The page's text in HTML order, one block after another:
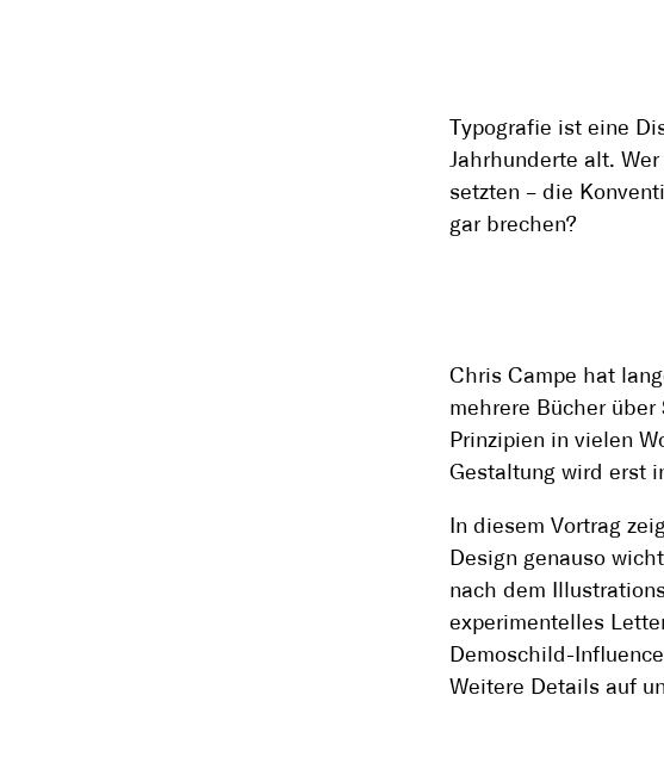
Typografie ist eine
Jahrhunderte alt.
setzten – die
gar brechen?
Chris Campe hat
mehrere Bücher
Prinzipien in vielen
Gestaltung wird erst
In diesem Vortrag
Design genauso
nach dem
experimentelles
Demoschild-
Weitere Details auf